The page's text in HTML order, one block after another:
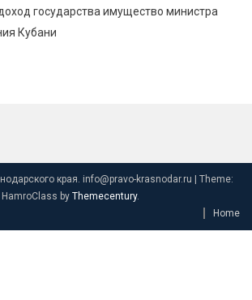
государства имущество министра
Кубани
края. info@pravo-krasnodar.ru | Theme:
HamroClass by Themecentury.
Home